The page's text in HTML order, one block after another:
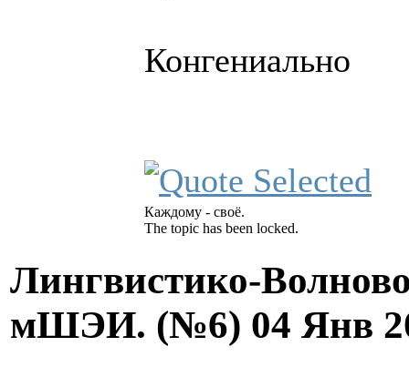
Конгениально
Каждому - своё.
The topic has been locked.
Лингвистико-
мШЭИ. (№6) 04 Янв